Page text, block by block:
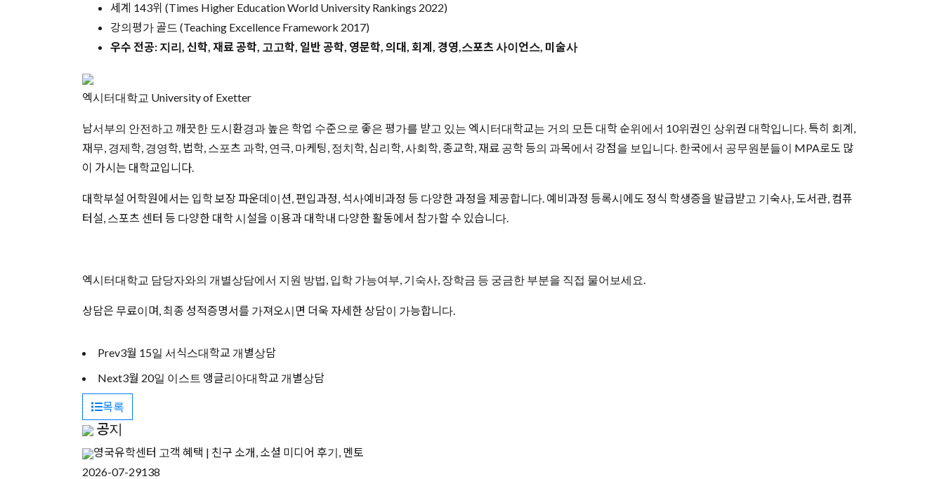
세계 143위 (Times Higher Education World University Rankings 2022)
강의평가 골드 (Teaching Excellence Framework 2017)
우수 전공: 지리, 신학, 재료 공학, 고고학, 일반 공학, 영문학, 의대, 회계, 경영,스포츠 사이언스, 미술사
엑시터대학교 University of Exetter
남서부의 안전하고 깨끗한 도시환경과 높은 학업 수준으로 좋은 평가를 받고 있는 엑시터대학교는 거의 모든 대학 순위에서 10위권인 상위권 대학입니다. 특히 회계,
재무, 경제학, 경영학, 법학, 스포츠 과학, 연극, 마케팅, 정치학, 심리학, 사회학, 종교학, 재료 공학 등의 과목에서 강점을 보입니다. 한국에서 공무원분들이 MPA로도 많
이 가시는 대학교입니다.
대학부설 어학원에서는 입학 보장 파운데이션, 편입과정, 석사예비과정 등 다양한 과정을 제공합니다. 예비과정 등록시에도 정식 학생증을 발급받고 기숙사, 도서관, 컴퓨
터설, 스포츠 센터 등 다양한 대학 시설을 이용과 대학내 다양한 활동에서 참가할 수 있습니다.
엑시터대학교 담당자와의 개별상담에서 지원 방법, 입학 가능여부, 기숙사, 장학금 등 궁금한 부분을 직접 물어보세요.
상담은 무료이며, 최종 성적증명서를 가져오시면 더욱 자세한 상담이 가능합니다.
Prev3월 15일 서식스대학교 개별상담
Next3월 20일 이스트 앵글리아대학교 개별상담
목록
공지
영국유학센터 고객 혜택 | 친구 소개, 소셜 미디어 후기, 멘토
2026-07-29138